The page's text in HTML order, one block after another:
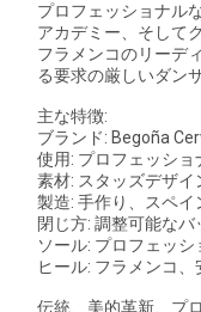
プロフェッショナル
アカデミー、そして
フラメンコのリーデ
る要求の厳しいダン
主な特徴:
ブランド: Begoña
使用: プロフェッショ
素材: スタッズデザ
製造: 手作り、スペイ
閉じ方: 調整可能な
ソール: プロフェッ
ヒール: フラメンコ
伝統、美的革新、プ